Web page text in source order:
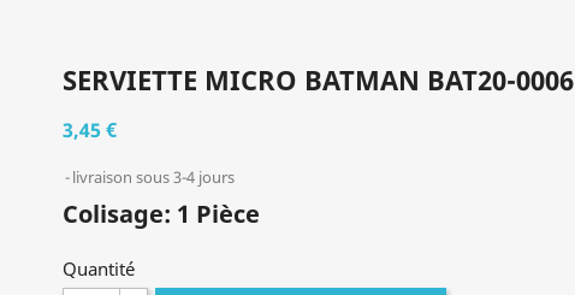
SERVIETTE MICRO BATMAN BAT20-0006
3,45 €
livraison sous 3-4 jours
Colisage: 1 Pièce
Quantité